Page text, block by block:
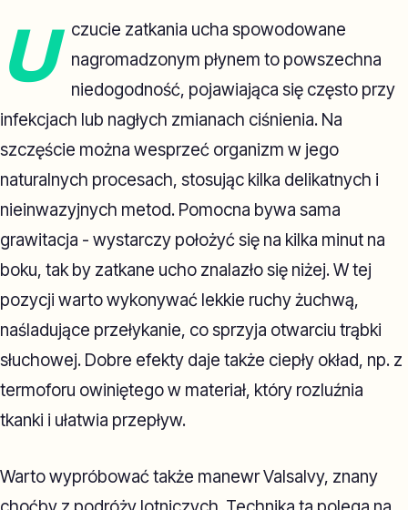
U
czucie zatkania ucha spowodowane
nagromadzonym płynem to powszechna
niedogodność, pojawiająca się często przy
infekcjach lub nagłych zmianach ciśnienia. Na
szczęście można wesprzeć organizm w jego
naturalnych procesach, stosując kilka delikatnych i
nieinwazyjnych metod. Pomocna bywa sama
grawitacja - wystarczy położyć się na kilka minut na
boku, tak by zatkane ucho znalazło się niżej. W tej
pozycji warto wykonywać lekkie ruchy żuchwą,
naśladujące przełykanie, co sprzyja otwarciu trąbki
słuchowej. Dobre efekty daje także ciepły okład, np. z
termoforu owiniętego w materiał, który rozluźnia
tkanki i ułatwia przepływ.
Warto wypróbować także manewr Valsalvy, znany